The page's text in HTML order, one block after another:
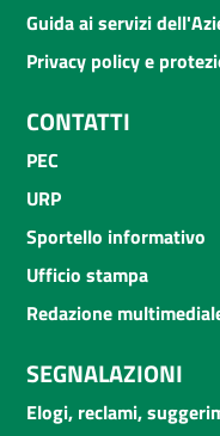
Guida ai servizi
Privacy policy e
CONTATTI
PEC
URP
Sportello informativo
Ufficio stampa
Redazione
SEGNALAZIONI
Elogi, reclami,